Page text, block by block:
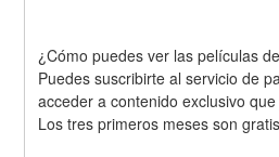
¿Cómo puedes ver las películas
Puedes suscribirte al servicio de
acceder a contenido exclusivo
Los tres primeros meses son